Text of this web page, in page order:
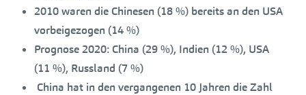
2010 waren die Chinesen (18 %) bereits an den USA
vorbeigezogen (14 %)
Prognose 2020: China (29 %), Indien (12 %), USA
(11 %), Russland (7 %)
China hat in den vergangenen 10 Jahren die Zahl